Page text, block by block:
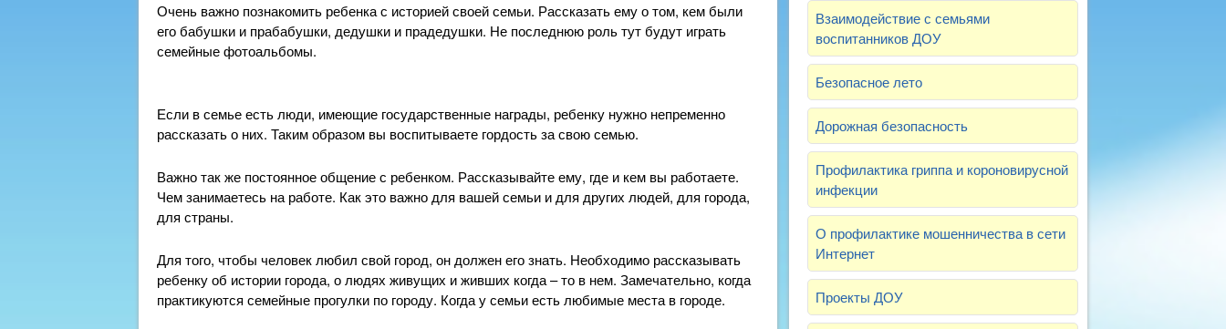
Очень важно познакомить ребенка с историей своей семьи. Рассказать ему о том, кем были
его бабушки и прабабушки, дедушки и прадедушки. Не последнюю роль тут будут играть
семейные фотоальбомы.
Если в семье есть люди, имеющие государственные награды, ребенку нужно непременно
рассказать о них. Таким образом вы воспитываете гордость за свою семью.
Важно так же постоянное общение с ребенком. Рассказывайте ему, где и кем вы работаете.
Чем занимаетесь на работе. Как это важно для вашей семьи и для других людей, для города,
для страны.
Для того, чтобы человек любил свой город, он должен его знать. Необходимо рассказывать
ребенку об истории города, о людях живущих и живших когда – то в нем. Замечательно, когда
практикуются семейные прогулки по городу. Когда у семьи есть любимые места в городе.
Взаимодействие с семьями
воспитанников ДОУ
Безопасное лето
Дорожная безопасность
Профилактика гриппа и короновирусной
инфекции
О профилактике мошенничества в сети
Интернет
Проекты ДОУ